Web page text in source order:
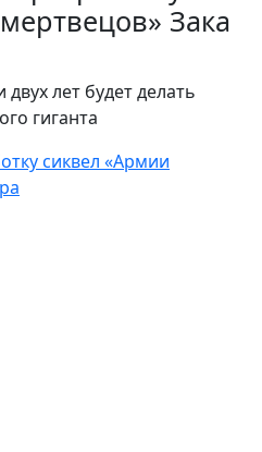
Зака
лет будет делать
гиганта
сиквел «Армии